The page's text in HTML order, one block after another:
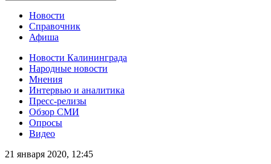
Новости
Справочник
Афиша
Новости Калининграда
Народные новости
Мнения
Интервью и аналитика
Пресс-релизы
Обзор СМИ
Опросы
Видео
21 января 2020, 12:45